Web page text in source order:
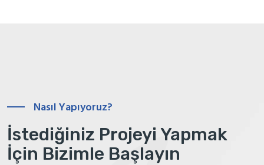
Nasıl Yapıyoruz?
İstediğiniz Projeyi Yapmak
İçin Bizimle Başlayın